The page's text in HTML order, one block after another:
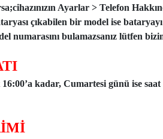
Ayarlar > Telefon
çıkabilen bir model ise
numarasını bulamazsanız lütfen
kadar, Cumartesi günü ise